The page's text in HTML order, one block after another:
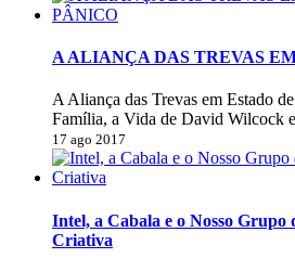
A ALIANÇA DAS TREVAS
A Aliança das Trevas em Estado
Família, a Vida de David Wilcock
17 ago 2017
Intel, a Cabala e o Nosso Grupo
Criativa